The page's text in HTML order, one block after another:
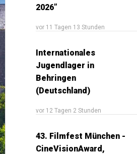
2026”
vor 11 Tagen 13 Stunden
Internationales
Jugendlager in
Behringen
(Deutschland)
vor 12 Tagen 2 Stunden
43. Filmfest München -
CineVisionAward,